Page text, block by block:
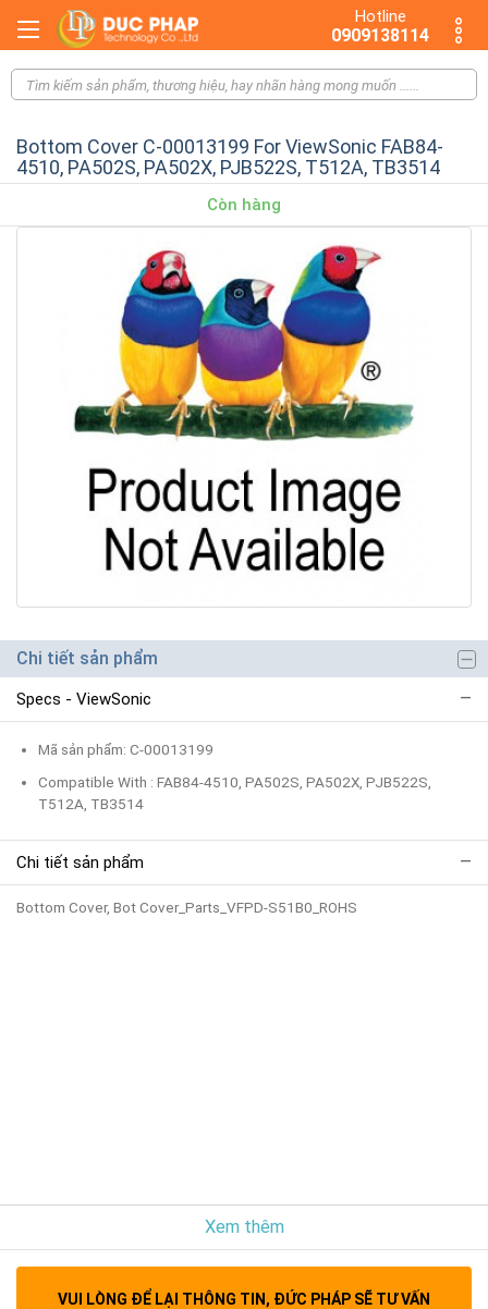
Hotline
0909138114
Bottom Cover C-00013199 For ViewSonic FAB84-
4510, PA502S, PA502X, PJB522S, T512A, TB3514
Còn hàng
Chi tiết sản phẩm
Specs - ViewSonic
Mã sản phẩm: C-00013199
Compatible With : FAB84-4510, PA502S, PA502X, PJB522S,
T512A, TB3514
Chi tiết sản phẩm
Bottom Cover, Bot Cover_Parts_VFPD-S51B0_ROHS
Xem thêm
VUI LÒNG ĐỂ LẠI THÔNG TIN, ĐỨC PHÁP SẼ TƯ VẤN